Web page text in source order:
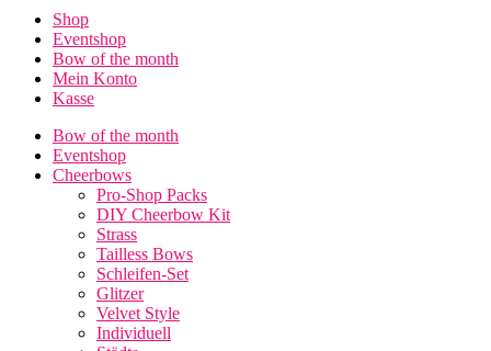
Shop
Eventshop
Bow of the month
Mein Konto
Kasse
Bow of the month
Eventshop
Cheerbows
Pro-Shop Packs
DIY Cheerbow Kit
Strass
Tailless Bows
Schleifen-Set
Glitzer
Velvet Style
Individuell